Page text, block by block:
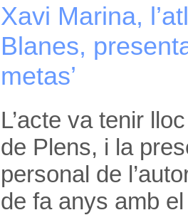
Xavi Marina,
Blanes,
metas’
L’acte va tenir
de Plens, i la
personal de
de fa anys amb